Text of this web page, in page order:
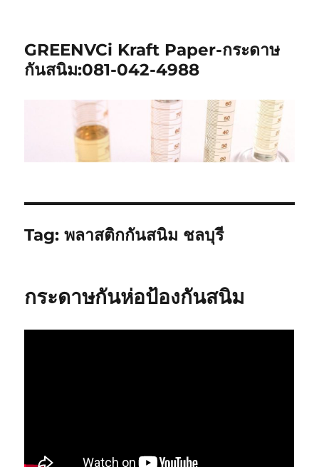
GREENVCi Kraft Paper-กระดาษ
กันสนิม:081-042-4988
Tag:พลาสติกกันสนิม ชลบุรี
กระดาษกันห่อป้องกันสนิม